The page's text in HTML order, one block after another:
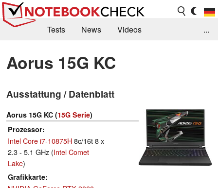
Tests News
Videos
Kaufberatung
Deals Suche
Forum
...
Aorus 15G KC
Ausstattung / Datenblatt
Aorus 15G KC (15G Serie)
Prozessor
Intel Core i7-10875H8c/16t 8 x
2.3 - 5.1 GHz (Intel Comet
Lake)
Grafikkarte